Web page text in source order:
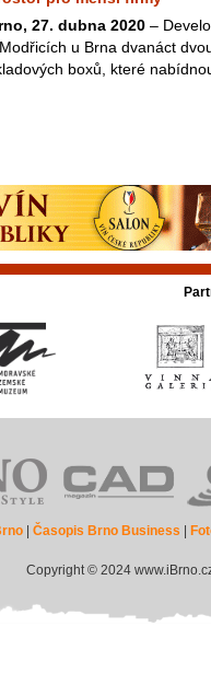
27. dubna 2020 –
u Brna dvanáct
boxů, které
|Časopis Brno Business
Copyright © 2024